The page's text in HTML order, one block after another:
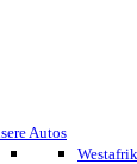
Autos